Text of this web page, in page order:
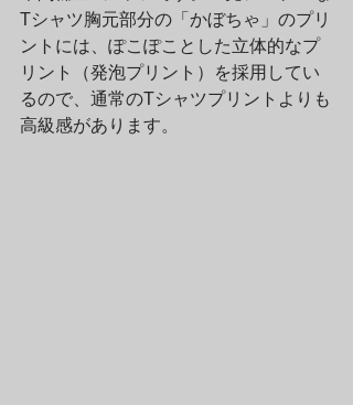
Tシャツ胸元部分の「かぼちゃ」のプリ
ントには、ぽこぽことした立体的なプ
リント（発泡プリント）を採用してい
るので、通常のTシャツプリントよりも
高級感があります。